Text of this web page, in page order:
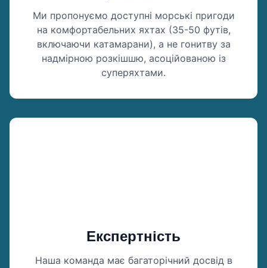
Ми пропонуємо доступні морські пригоди
на комфортабельних яхтах (35-50 футів,
включаючи катамарани), а не гонитву за
надмірною розкішшю, асоційованою із
суперяхтами.
Експертність
Наша команда має багаторічний досвід в